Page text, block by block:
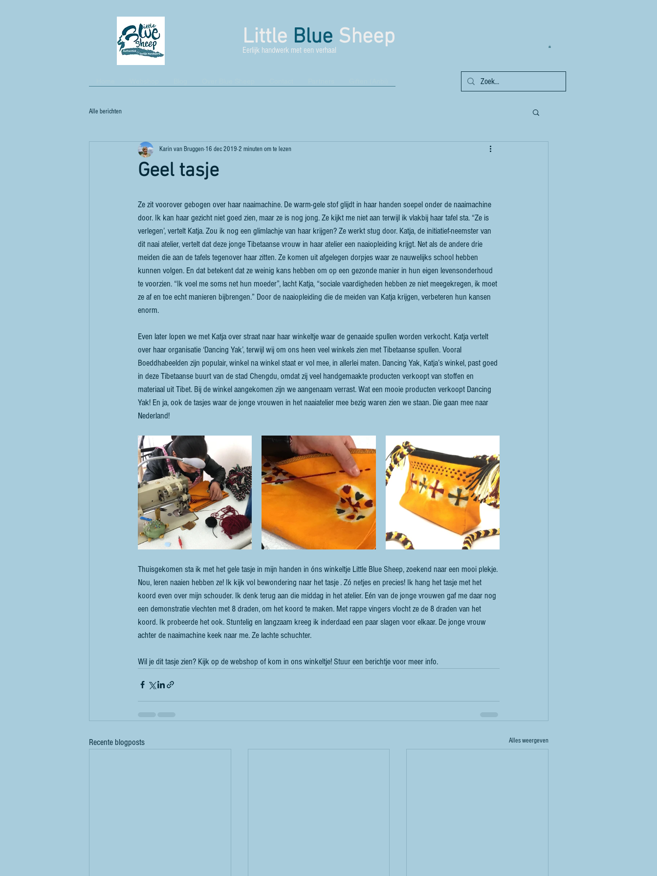
Little Blue Sheep
Eerlijk handwerk met een verhaal
Alle berichten
Geel tasje
Karin van Bruggen 16 dec 2019 2 minuten om te lezen
Ze zit voorover gebogen over haar naaimachine. De warm-gele stof glijdt in haar handen soepel onder de naaimachine
door. Ik kan haar gezicht niet goed zien, maar ze is nog jong. Ze kijkt me niet aan terwijl ik vlakbij haar tafel sta. “Ze is
verlegen’, vertelt Katja. Zou ik nog een glimlachje van haar krijgen? Ze werkt stug door. Katja, de initiatief-neemster van
dit naai atelier, vertelt dat deze jonge Tibetaanse vrouw in haar atelier een naaiopleiding krijgt. Net als de andere drie
meiden die aan de tafels tegenover haar zitten. Ze komen uit afgelegen dorpjes waar ze nauwelijks school hebben
kunnen volgen. En dat betekent dat ze weinig kans hebben om op een gezonde manier in hun eigen levensonderhoud
te voorzien. “Ik voel me soms net hun moeder”, lacht Katja, “sociale vaardigheden hebben ze niet meegekregen, ik moet
ze af en toe echt manieren bijbrengen.” Door de naaiopleiding die de meiden van Katja krijgen, verbeteren hun kansen
enorm.
Even later lopen we met Katja over straat naar haar winkeltje waar de genaaide spullen worden verkocht. Katja vertelt
over haar organisatie ‘Dancing Yak’, terwijl wij om ons heen veel winkels zien met Tibetaanse spullen. Vooral
Boeddhabeelden zijn populair, winkel na winkel staat er vol mee, in allerlei maten. Dancing Yak, Katja’s winkel, past goed
in deze Tibetaanse buurt van de stad Chengdu, omdat zij veel handgemaakte producten verkoopt van stoffen en
materiaal uit Tibet. Bij de winkel aangekomen zijn we aangenaam verrast. Wat een mooie producten verkoopt Dancing
Yak! En ja, ook de tasjes waar de jonge vrouwen in het naaiatelier mee bezig waren zien we staan. Die gaan mee naar
Nederland!
Thuisgekomen sta ik met het gele tasje in mijn handen in óns winkeltje Little Blue Sheep, zoekend naar een mooi plekje.
Nou, leren naaien hebben ze! Ik kijk vol bewondering naar het tasje . Zó netjes en precies! Ik hang het tasje met het
koord even over mijn schouder. Ik denk terug aan die middag in het atelier. Eén van de jonge vrouwen gaf me daar nog
een demonstratie vlechten met 8 draden, om het koord te maken. Met rappe vingers vlocht ze de 8 draden van het
koord. Ik probeerde het ook. Stuntelig en langzaam kreeg ik inderdaad een paar slagen voor elkaar. De jonge vrouw
achter de naaimachine keek naar me. Ze lachte schuchter.
Wil je dit tasje zien? Kijk op de webshop of kom in ons winkeltje! Stuur een berichtje voor meer info.
Recente blogposts Alles weergeven